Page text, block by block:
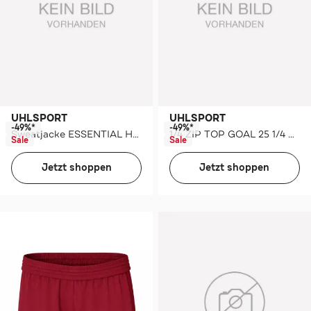
UHLSPORT
Sweatjacke ESSENTIAL HOOD Kids schwarz
-49%*
Sale
Jetzt shoppen
UHLSPORT
1/4 ZIP TOP GOAL 25 1/4 ZIP TOP Kids
-49%*
Sale
Jetzt shoppen